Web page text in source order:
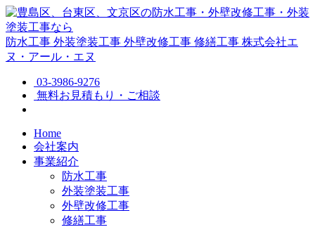
防水工事 外装塗装工事 外壁改修工事 修繕工事 株式会社エ
ヌ・アール・エヌ
03-3986-9276
無料お見積もり・ご相談
Home
会社案内
事業紹介
防水工事
外装塗装工事
外壁改修工事
修繕工事